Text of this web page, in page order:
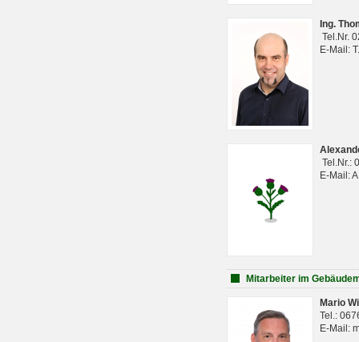
Ing.
Tel.Nr.
E-Mail:
Tel.Nr.:
E-Mail:
Mitarbeiter im
Mario
Tel.:
E-Mail: